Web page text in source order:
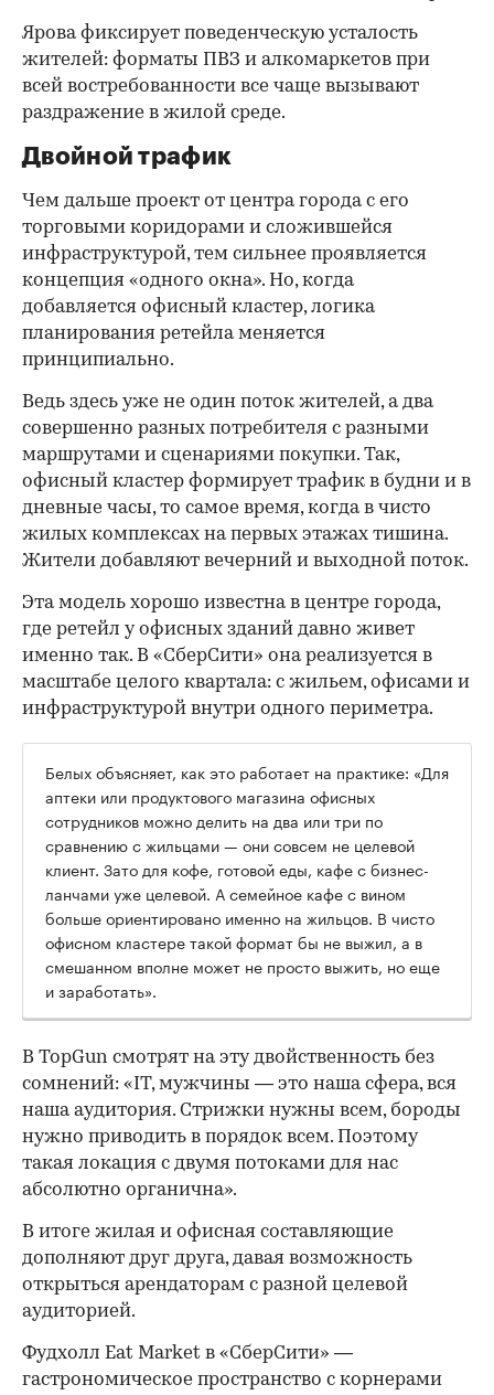
Ярова фиксирует поведенческую усталость
жителей: форматы ПВЗ и алкомаркетов при
всей востребованности все чаще вызывают
раздражение в жилой среде.
Двойной трафик
Чем дальше проект от центра города с его
торговыми коридорами и сложившейся
инфраструктурой, тем сильнее проявляется
концепция «одного окна». Но, когда
добавляется офисный кластер, логика
планирования ретейла меняется
принципиально.
Ведь здесь уже не один поток жителей, а два
совершенно разных потребителя с разными
маршрутами и сценариями покупки. Так,
офисный кластер формирует трафик в будни и в
дневные часы, то самое время, когда в чисто
жилых комплексах на первых этажах тишина.
Жители добавляют вечерний и выходной поток.
Эта модель хорошо известна в центре города,
где ретейл у офисных зданий давно живет
именно так. В «СберСити» она реализуется в
масштабе целого квартала: с жильем, офисами и
инфраструктурой внутри одного периметра.
Белых объясняет, как это работает на практике: «Для
аптеки или продуктового магазина офисных
сотрудников можно делить на два или три по
сравнению с жильцами — они совсем не целевой
клиент. Зато для кофе, готовой еды, кафе с бизнес-
ланчами уже целевой. А семейное кафе с вином
больше ориентировано именно на жильцов. В чисто
офисном кластере такой формат бы не выжил, а в
смешанном вполне может не просто выжить, но еще
и заработать».
В TopGun смотрят на эту двойственность без
сомнений: «IT, мужчины — это наша сфера, вся
наша аудитория. Стрижки нужны всем, бороды
нужно приводить в порядок всем. Поэтому
такая локация с двумя потоками для нас
абсолютно органична».
В итоге жилая и офисная составляющие
дополняют друг друга, давая возможность
открыться арендаторам с разной целевой
аудиторией.
Фудхолл Eat Market в «СберСити» —
гастрономическое пространство с корнерами